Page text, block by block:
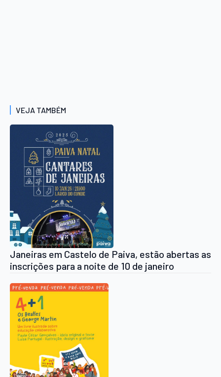
VEJA TAMBÉM
Janeiras em Castelo de Paiva, estão abertas as
inscrições para a noite de 10 de janeiro